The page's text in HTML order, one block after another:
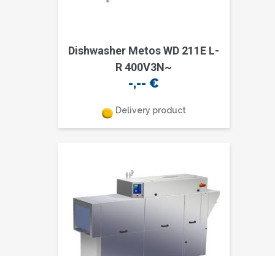
Dishwasher Metos WD 211E L-
R 400V3N~
-,-- €
Delivery product